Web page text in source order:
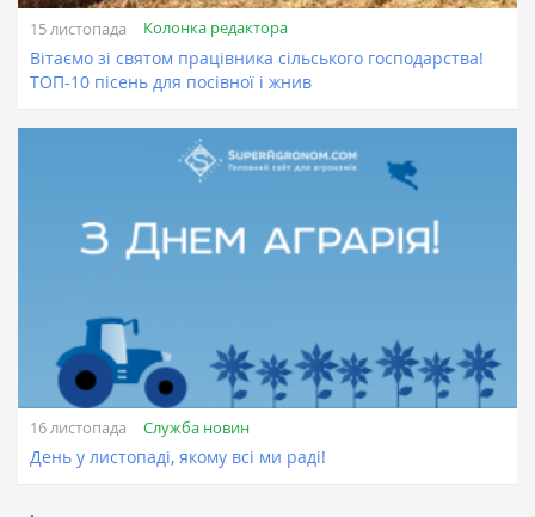
15 листопада Колонка редактора
Вітаємо зі святом працівника сільського господарства!
ТОП-10 пісень для посівної і жнив
16 листопада Служба новин
День у листопаді, якому всі ми раді!